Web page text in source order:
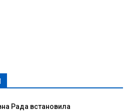
Рада встановила